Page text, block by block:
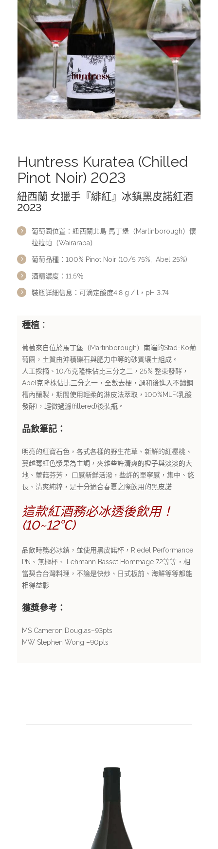
西班牙 PAGO GUIJOSO｜礫石蒼原酒莊
義大利 CANTINA ALICE BEL COLLE｜愛麗絲之丘酒莊
德國 WEINGUT FREY｜芙蕾酒莊
美洲葡萄酒
烏拉圭 Los Cerros de San Juan｜山河酒莊
Dansk Mjød 丹麥維京蜂蜜酒
關於醴酩
醴酩挑選葡萄酒的理念
醴酩Facebook粉絲專頁
Huntress Kuratea (Chilled
Pinot Noir) 2023
紐西蘭 女獵手『緋紅』冰鎮黑皮諾紅酒
2023
葡萄園位置：紐西蘭北島 馬丁堡（Martinborough）懷
拉拉帕（Wairarapa）
葡萄品種：100% Pinot Noir (10/5 75%, Abel 25%)
酒精濃度：11.5％
裝瓶詳細信息：可滴定酸度4.8 g / l，pH 3.74
種植 ：
葡萄來自位於馬丁堡（Martinborough）南端的Stad-Ko葡
萄園，土質由沖積礫石與肥力中等的砂質壤土組成。
人工採摘、10/5克隆株佔比三分之二，25% 整束發酵，
Abel克隆株佔比三分之一，全數去梗，調和後進入不鏽鋼
槽內釀製，期間使用輕柔的淋皮法萃取，100%MLF(乳酸
發酵)，輕微過濾(filtered)後裝瓶。
品飲筆記：
明亮的紅寶石色，各式各樣的野生花草、新鮮的紅櫻桃、
蔓越莓紅色漿果為主調，夾雜些許清爽的橙子與淡淡的大
地、蕈菇芬芳， 口感新鮮活潑，些許的單寧感，集中、悠
長、清爽純粹，是十分適合春夏之際飲用的黑皮諾
這款紅酒務必冰透後飲用！
(10~12℃)
品飲時務必冰鎮，並使用黑皮諾杯，Riedel Performance
PN、無極杯、 Lehmann Basset Hommage 72等等，相
當契合台灣料理，不論是快炒、日式板前、海鮮等等都能
相得益彰
獲獎參考：
MS Cameron Douglas–93pts
MW Stephen Wong –90pts